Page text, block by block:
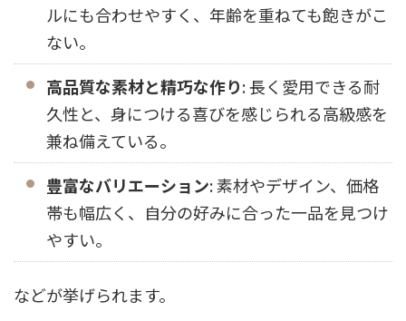
ルにも合わせやすく、年齢を重ねても飽きがこ
ない。
高品質な素材と精巧な作り: 長く愛用できる耐
久性と、身につける喜びを感じられる高級感を
兼ね備えている。
豊富なバリエーション: 素材やデザイン、価格
帯も幅広く、自分の好みに合った一品を見つけ
やすい。
などが挙げられます。